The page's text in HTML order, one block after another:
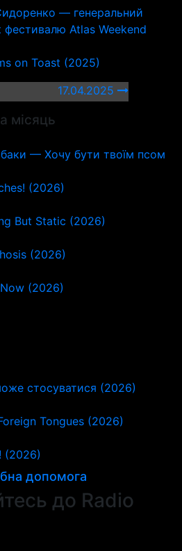
— генеральний
фестивалю Atlas Weekend
on Toast (2025)
17.04.2025
місяць
— Хочу бути твоїм псом
(2026)
But Static (2026)
(2026)
(2026)
стосуватися (2026)
Tongues (2026)
(2026)
допомога
до Radio